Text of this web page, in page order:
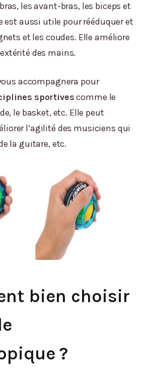
les avant-bras, les biceps et
est aussi utile pour rééduquer et
et les coudes. Elle améliore
des mains.
accompagnera pour
sportivescomme le
le basket, etc. Elle peut
l’agilité des musiciens qui
la guitare, etc.
bien choisir
?